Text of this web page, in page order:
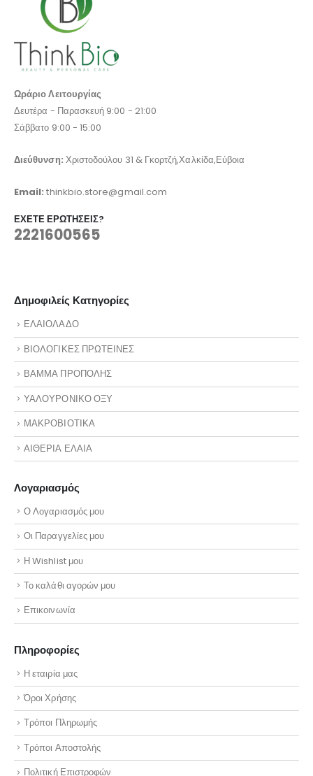
Ωράριο Λειτουργίας
Δευτέρα - Παρασκευή 9:00 - 21:00
Σάββατο 9:00 - 15:00
Διεύθυνση: Χριστοδούλου 31 & Γκορτζή,Χαλκίδα,Εύβοια
Email:thinkbio.store@gmail.com
ΈΧΕΤΕ ΕΡΩΤΉΣΕΙΣ?
2221600565
Δημοφιλείς Κατηγορίες
ΕΛΑΙΟΛΑΔΟ
ΒΙΟΛΟΓΙΚΕΣ ΠΡΩΤΕΙΝΕΣ
ΒΑΜΜΑ ΠΡΟΠΟΛΗΣ
ΥΑΛΟΥΡΟΝΙΚΟ ΟΞΥ
ΜΑΚΡΟΒΙΟΤΙΚΑ
ΑΙΘΕΡΙΑ ΕΛΑΙΑ
Λογαριασμός
Ο Λογαριασμός μου
Οι Παραγγελίες μου
Η Wishlist μου
Το καλάθι αγορών μου
Επικοινωνία
Πληροφορίες
Η εταιρία μας
Όροι Χρήσης
Τρόποι Πληρωμής
Τρόποι Αποστολής
Πολιτική Επιστροφών